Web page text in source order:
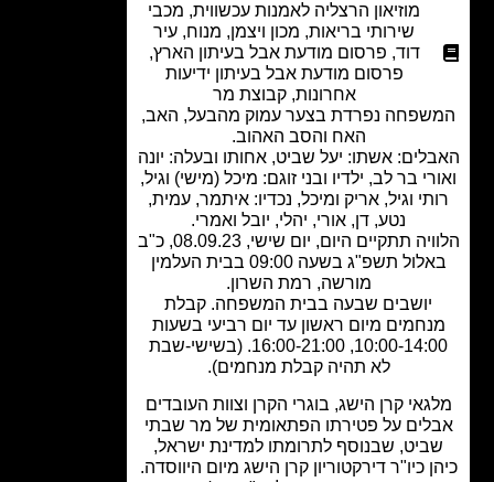
מוזיאון הרצליה לאמנות עכשווית ,מכבי
שירותי בריאות ,מכון ויצמן,מנוח,עיר
דוד,פרסום מודעת אבל בעיתון הארץ,
פרסום מודעת אבל בעיתון ידיעות
אחרונות,קבוצת מר
נפרדת בצער עמוק מהבעל, האב,
האח והסב האהוב.
אשתו: יעל שביט, אחותו ובעלה: יונה
בר לב, ילדיו ובני זוגם: מיכל (מישי) וגיל,
וגיל, אריק ומיכל, נכדיו: איתמר, עמית,
נטע, דן, אורי, יהלי, יובל ואמרי.
הלוויה תתקיים היום, יום שישי, 08.09.23, כ"ב
באלול תשפ"ג בשעה 09:00 בבית העלמין
מורשה, רמת השרון.
יושבים שבעה בבית המשפחה. קבלת
מיום ראשון עד יום רביעי בשעות
10:00-14:00, 16:00-21:00. (בשישי-שבת
לא תהיה קבלת מנחמים).
קרן הישג, בוגרי הקרן וצוות העובדים
על פטירתו הפתאומית של מר שבתי
שבנוסף לתרומתו למדינת ישראל,
כיו"ר דירקטוריון קרן הישג מיום היווסדה.